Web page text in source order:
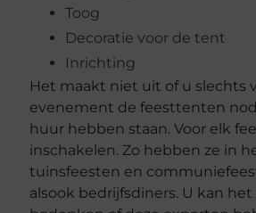
Toog
Decoratie voor de tent
Inrichting
Het maakt niet uit of u slechts
evenement de feesttenten
huur hebben staan. Voor elk
inschakelen. Zo hebben ze in
tuinsfeesten en
alsook bedrijfsdiners. U kan